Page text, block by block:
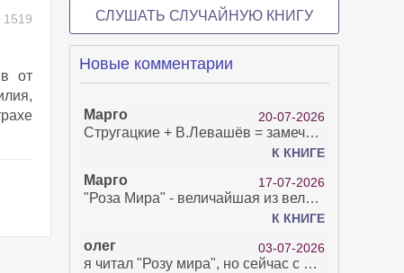
1519
от
СЛУШАТЬ СЛУЧАЙНУЮ КНИГУ
Новые комментарии
Марго 20-07-2026
Стругацкие + В.Левашёв = замечательно!
К КНИГЕ
Марго 17-07-2026
"Роза Мира" - величайшая из великих Книг - она отвечает на все вопросы, прочитать её нелегко...
К КНИГЕ
олег 03-07-2026
я читал "Розу мира", но сейчас с возрастом зрение рухнуло. Но хочется ещё почитать. Просто захватывает. Хорошо, что есть А КНИГА. Спасибо за вашу работу.